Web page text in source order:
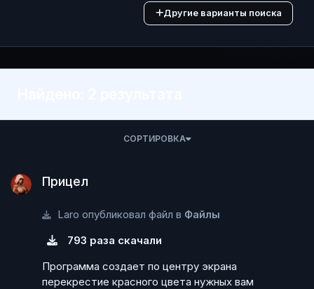
Другие варианты поиска
СОРТИРОВКА
Прицел
Laro опубликовал файл в Файлы
793 раза скачали
Программа создает по центру экрана
перекрестие красного цвета нужных вам